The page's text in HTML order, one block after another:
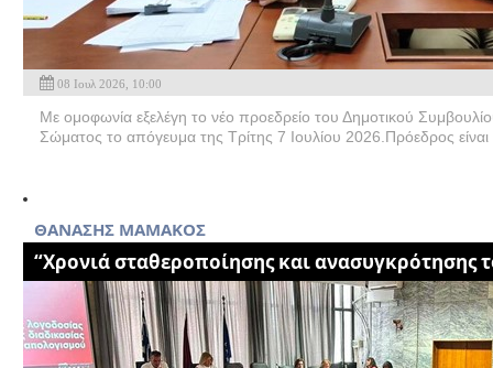
08 Ιουλ 2026, 10:00
Με ομοφωνία εξελέγη το νέο προεδρείο του Δημοτικού
Σώματος το απόγευμα της Τρίτης 7 Ιουλίου 2026.Πρόεδρος
ΘΑΝΑΣΗΣ ΜΑΜΑΚΟΣ
“Χρονιά σταθεροποίησης και ανασυγκρότησης